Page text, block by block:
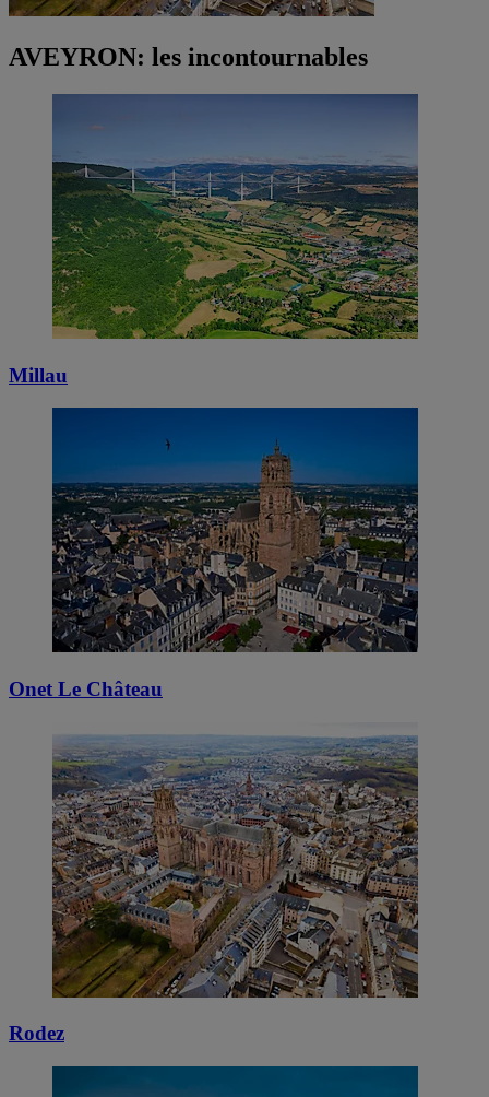
AVEYRON: les incontournables
Millau
Onet Le Château
Rodez